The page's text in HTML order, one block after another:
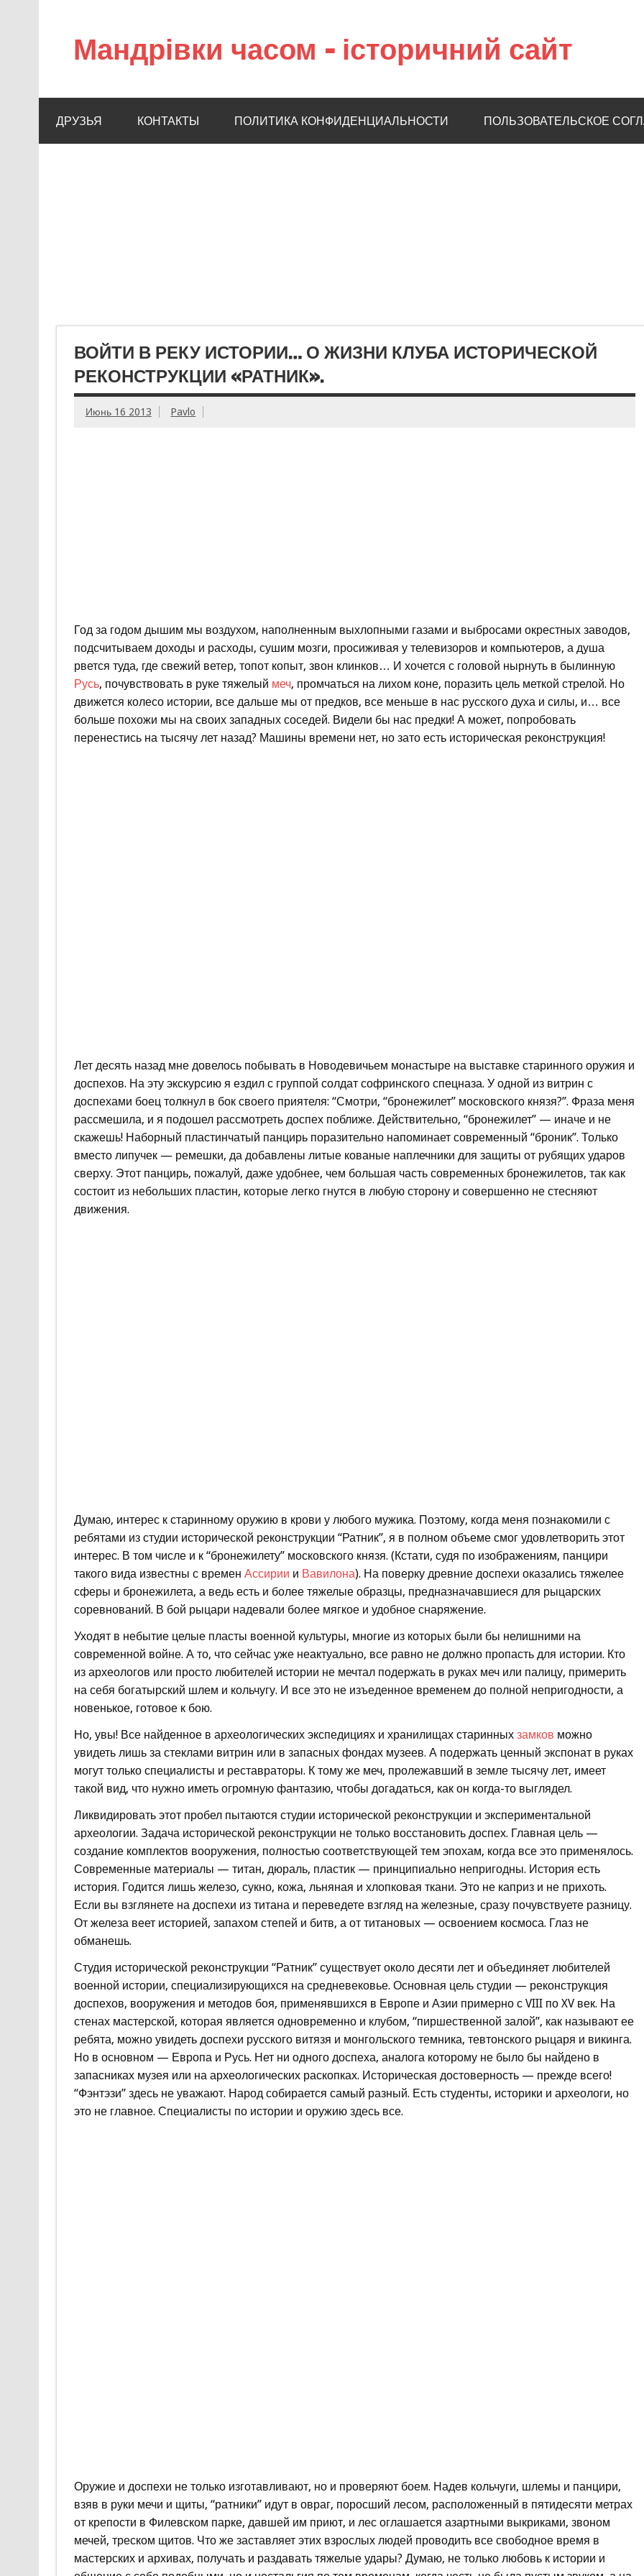
Мандрівки часом – історичний сайт
ДРУЗЬЯ КОНТАКТЫ ПОЛИТИКА КОНФИДЕНЦИАЛЬНОСТИ ПОЛЬЗОВАТЕЛЬСКОЕ
ВОЙТИ В РЕКУ ИСТОРИИ… О ЖИЗНИ КЛУБА ИСТОРИЧЕСКОЙ
РЕКОНСТРУКЦИИ «РАТНИК».
Июнь 16 2013 Pavlo
Год за годом дышим мы воздухом, наполненным выхлопными газами и выбросами окрестных заводов,
подсчитываем доходы и расходы, сушим мозги, просиживая у телевизоров и компьютеров, а душа
рвется туда, где свежий ветер, топот копыт, звон клинков… И хочется с головой нырнуть в былинную
Русь, почувствовать в руке тяжелый меч, промчаться на лихом коне, поразить цель меткой стрелой. Но
движется колесо истории, все дальше мы от предков, все меньше в нас русского духа и силы, и… все
больше похожи мы на своих западных соседей. Видели бы нас предки! А может, попробовать
перенестись на тысячу лет назад? Машины времени нет, но зато есть историческая реконструкция!
Лет десять назад мне довелось побывать в Новодевичьем монастыре на выставке старинного оружия и
доспехов. На эту экскурсию я ездил с группой солдат софринского спецназа. У одной из витрин с
доспехами боец толкнул в бок своего приятеля: “Смотри, “бронежилет” московского князя?”. Фраза меня
рассмешила, и я подошел рассмотреть доспех поближе. Действительно, “бронежилет” — иначе и не
скажешь! Наборный пластинчатый панцирь поразительно напоминает современный “броник”. Только
вместо липучек — ремешки, да добавлены литые кованые наплечники для защиты от рубящих ударов
сверху. Этот панцирь, пожалуй, даже удобнее, чем большая часть современных бронежилетов, так как
состоит из небольших пластин, которые легко гнутся в любую сторону и совершенно не стесняют
движения.
Думаю, интерес к старинному оружию в крови у любого мужика. Поэтому, когда меня познакомили с
ребятами из студии исторической реконструкции “Ратник”, я в полном объеме смог удовлетворить этот
интерес. В том числе и к “бронежилету” московского князя. (Кстати, судя по изображениям, панцири
такого вида известны с времен Ассирии и Вавилона). На поверку древние доспехи оказались тяжелее
сферы и бронежилета, а ведь есть и более тяжелые образцы, предназначавшиеся для рыцарских
соревнований. В бой рыцари надевали более мягкое и удобное снаряжение.
Уходят в небытие целые пласты военной культуры, многие из которых были бы нелишними на
современной войне. А то, что сейчас уже неактуально, все равно не должно пропасть для истории. Кто
из археологов или просто любителей истории не мечтал подержать в руках меч или палицу, примерить
на себя богатырский шлем и кольчугу. И все это не изъеденное временем до полной непригодности, а
новенькое, готовое к бою.
Но, увы! Все найденное в археологических экспедициях и хранилищах старинных замков можно
увидеть лишь за стеклами витрин или в запасных фондах музеев. А подержать ценный экспонат в руках
могут только специалисты и реставраторы. К тому же меч, пролежавший в земле тысячу лет, имеет
такой вид, что нужно иметь огромную фантазию, чтобы догадаться, как он когда-то выглядел.
Ликвидировать этот пробел пытаются студии исторической реконструкции и экспериментальной
археологии. Задача исторической реконструкции не только восстановить доспех. Главная цель —
создание комплектов вооружения, полностью соответствующей тем эпохам, когда все это применялось.
Современные материалы — титан, дюраль, пластик — принципиально непригодны. История есть
история. Годится лишь железо, сукно, кожа, льняная и хлопковая ткани. Это не каприз и не прихоть.
Если вы взглянете на доспехи из титана и переведете взгляд на железные, сразу почувствуете разницу.
От железа веет историей, запахом степей и битв, а от титановых — освоением космоса. Глаз не
обманешь.
Студия исторической реконструкции “Ратник” существует около десяти лет и объединяет любителей
военной истории, специализирующихся на средневековье. Основная цель студии — реконструкция
доспехов, вооружения и методов боя, применявшихся в Европе и Азии примерно с VIII по XV век. На
стенах мастерской, которая является одновременно и клубом, “пиршественной залой”, как называют ее
ребята, можно увидеть доспехи русского витязя и монгольского темника, тевтонского рыцаря и викинга.
Но в основном — Европа и Русь. Нет ни одного доспеха, аналога которому не было бы найдено в
запасниках музея или на археологических раскопках. Историческая достоверность — прежде всего!
“Фэнтэзи” здесь не уважают. Народ собирается самый разный. Есть студенты, историки и археологи, но
это не главное. Специалисты по истории и оружию здесь все.
Оружие и доспехи не только изготавливают, но и проверяют боем. Надев кольчуги, шлемы и панцири,
взяв в руки мечи и щиты, “ратники” идут в овраг, поросший лесом, расположенный в пятидесяти метрах
от крепости в Филевском парке, давшей им приют, и лес оглашается азартными выкриками, звоном
мечей, треском щитов. Что же заставляет этих взрослых людей проводить все свободное время в
мастерских и архивах, получать и раздавать тяжелые удары? Думаю, не только любовь к истории и